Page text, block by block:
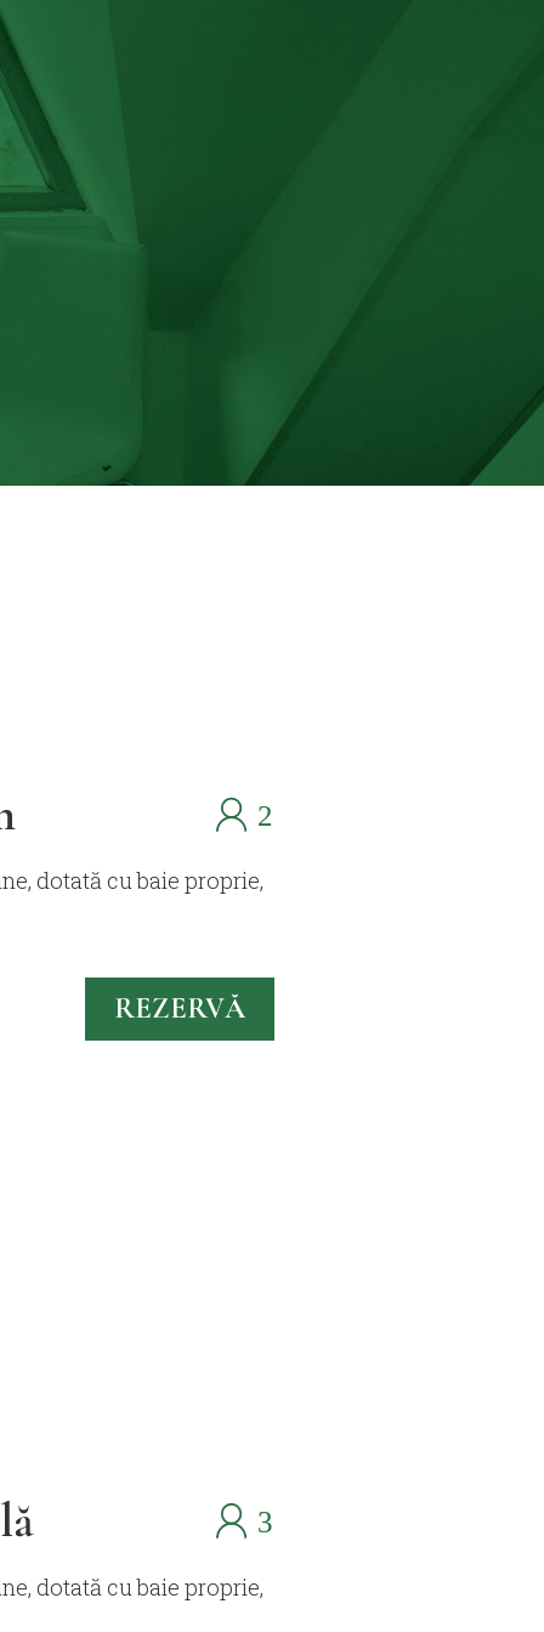
dotată cu baie proprie,
REZERVĂ
dotată cu baie proprie,